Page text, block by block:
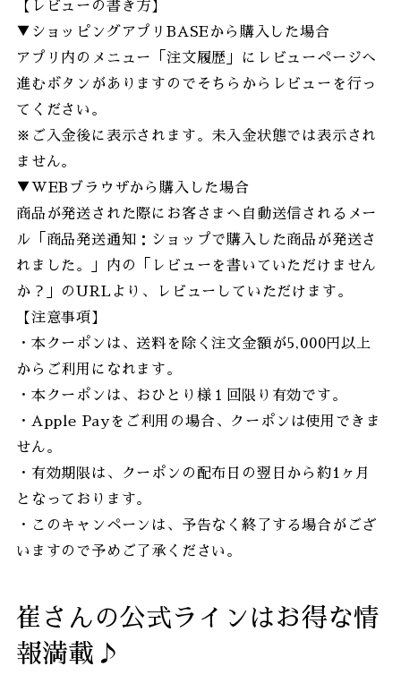
【レビューの書き方】
▼ショッピングアプリBASEから購入した場合
アプリ内のメニュー「注文履歴」にレビューページへ
進むボタンがありますのでそちらからレビューを行っ
てください。
※ご入金後に表示されます。未入金状態では表示され
ません。
▼WEBブラウザから購入した場合
商品が発送された際にお客さまへ自動送信されるメー
ル「商品発送通知：ショップで購入した商品が発送さ
れました。」内の「レビューを書いていただけません
か？」のURLより、レビューしていただけます。
【注意事項】
・本クーポンは、送料を除く注文金額が5,000円以上
からご利用になれます。
・本クーポンは、おひとり様１回限り有効です。
・Apple Payをご利用の場合、クーポンは使用できま
せん。
・有効期限は、クーポンの配布日の翌日から約1ヶ月
となっております。
・このキャンペーンは、予告なく終了する場合がござ
いますので予めご了承ください。
崔さんの公式ラインはお得な情
報満載♪